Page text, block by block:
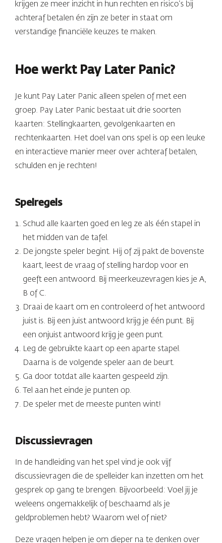
krijgen ze meer inzicht in hun rechten en risico’s bij
achteraf betalen én zijn ze beter in staat om
verstandige financiële keuzes te maken.
Hoe werkt Pay Later Panic?
Je kunt Pay Later Panic alleen spelen of met een
groep. Pay Later Panic bestaat uit drie soorten
kaarten: Stellingkaarten, gevolgenkaarten en
rechtenkaarten. Het doel van ons spel is op een leuke
en interactieve manier meer over achteraf betalen,
schulden en je rechten!
Spelregels
Schud alle kaarten goed en leg ze als één stapel in
het midden van de tafel.
De jongste speler begint. Hij of zij pakt de bovenste
kaart, leest de vraag of stelling hardop voor en
geeft een antwoord. Bij meerkeuzevragen kies je A,
B of C.
Draai de kaart om en controleerd of het antwoord
juist is. Bij een juist antwoord krijg je één punt. Bij
een onjuist antwoord krijg je geen punt.
Leg de gebruikte kaart op een aparte stapel.
Daarna is de volgende speler aan de beurt.
Ga door totdat alle kaarten gespeeld zijn.
Tel aan het einde je punten op.
De speler met de meeste punten wint!
Discussievragen
In de handleiding van het spel vind je ook vijf
discussievragen die de spelleider kan inzetten om het
gesprek op gang te brengen. Bijvoorbeeld: Voel jij je
weleens ongemakkelijk of beschaamd als je
geldproblemen hebt? Waarom wel of niet?
Deze vragen helpen je om dieper na te denken over